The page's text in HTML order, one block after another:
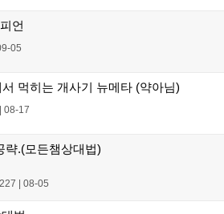
언
05
먹히는 개사기 뉴메타 (약아님)
| 08-17
략.(모든챔상대법)
| 08-05